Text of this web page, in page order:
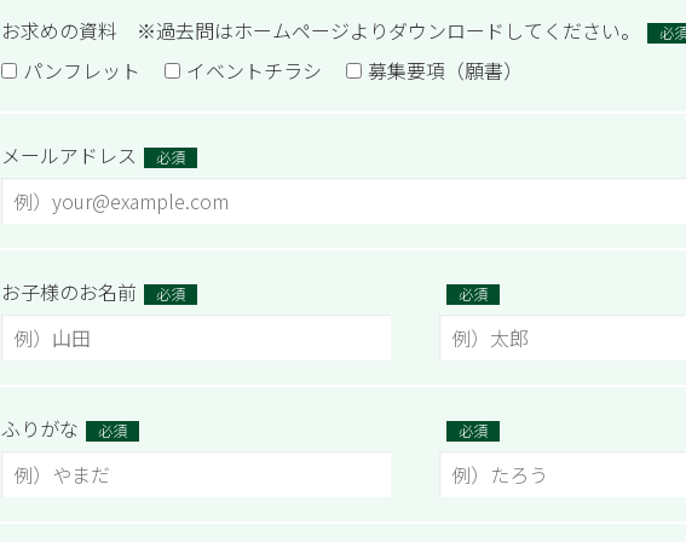
お求めの資料 ※過去問はホームページよりダウンロードしてください。 必
パンフレット イベントチラシ 募集要項（願書）
メールアドレス 必須
お子様のお名前 必須 必須
ふりがな 必須 必須